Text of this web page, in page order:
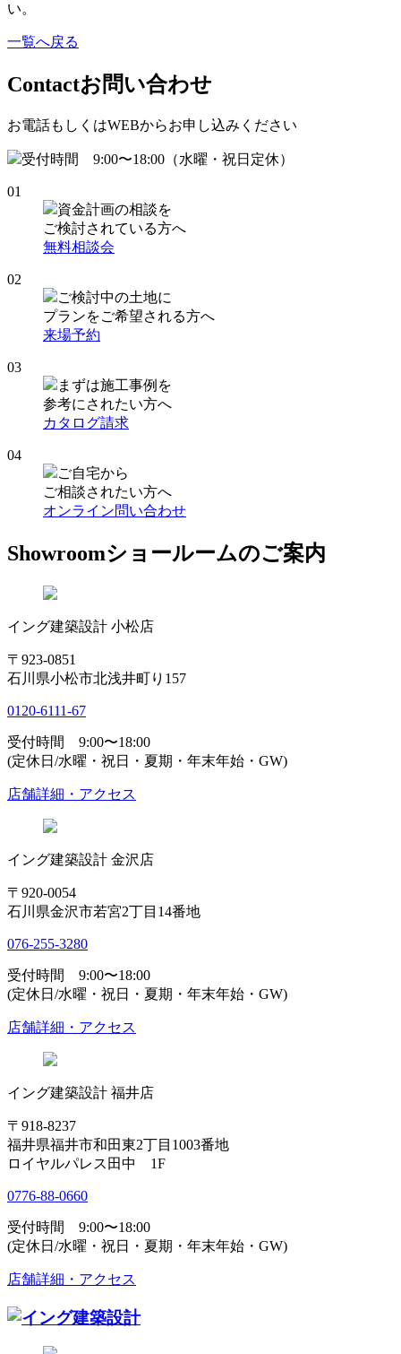
い。
一覧へ戻る
Contactお問い合わせ
お電話もしくはWEBからお申し込みください
受付時間 9:00〜18:00（水曜・祝日定休）
01
資金計画の相談を
ご検討されている方へ
無料相談会
02
ご検討中の土地に
プランをご希望される方へ
来場予約
03
まずは施工事例を
参考にされたい方へ
カタログ請求
04
ご自宅から
ご相談されたい方へ
オンライン問い合わせ
Showroomショールームのご案内
イング建築設計 小松店
〒923-0851
石川県小松市北浅井町り157
0120-6111-67
受付時間 9:00〜18:00
(定休日/水曜・祝日・夏期・年末年始・GW)
店舗詳細・アクセス
イング建築設計 金沢店
〒920-0054
石川県金沢市若宮2丁目14番地
076-255-3280
受付時間 9:00〜18:00
(定休日/水曜・祝日・夏期・年末年始・GW)
店舗詳細・アクセス
イング建築設計 福井店
〒918-8237
福井県福井市和田東2丁目1003番地
ロイヤルパレス田中 1F
0776-88-0660
受付時間 9:00〜18:00
(定休日/水曜・祝日・夏期・年末年始・GW)
店舗詳細・アクセス